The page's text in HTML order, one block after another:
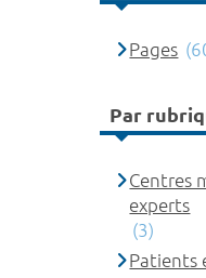
Pages
Par
Centres
experts
(3)
Patients